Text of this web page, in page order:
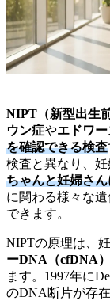
NIPT（新型出生
ウン症やエドワ
を確認できる検査
検査と異なり、
ちゃんと妊婦さ
に関わる様々な
できます。
NIPTの原理は、
ーDNA（cfDNA）
ます。1997年に
のDNA断片が存